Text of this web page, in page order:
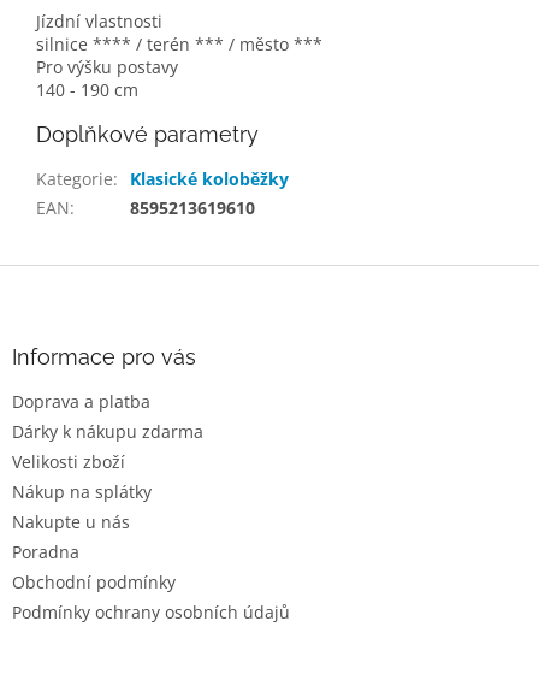
Jízdní vlastnosti
silnice **** / terén *** / město ***
Pro výšku postavy
140 - 190 cm
Doplňkové parametry
Kategorie:
Klasické koloběžky
EAN: 8595213619610
Informace pro vás
Doprava a platba
Dárky k nákupu zdarma
Velikosti zboží
Nákup na splátky
Nakupte u nás
Poradna
Obchodní podmínky
Podmínky ochrany osobních údajů